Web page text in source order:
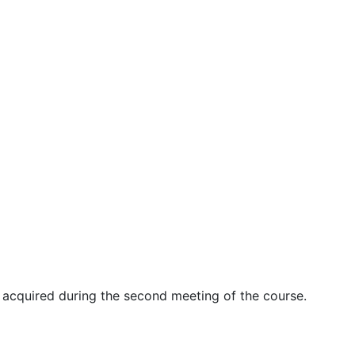
during the second meeting of the course.